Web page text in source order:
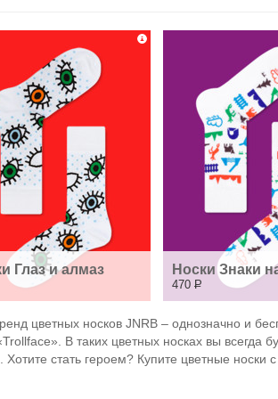
Глаз и алмаз Носки Знаки
470 Р
цветных носков JNRB – однозначно и
В таких цветных носках вы всегда
стать героем? Купите цветные